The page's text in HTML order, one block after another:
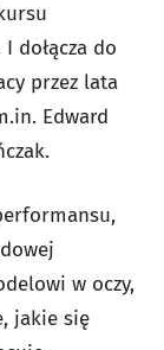
dołącza do
przez lata
Edward
w oczy,
jakie się